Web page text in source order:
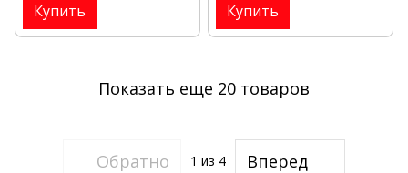
Купить Купить
Показать еще 20 товаров
Обратно 1 из 4 Вперед